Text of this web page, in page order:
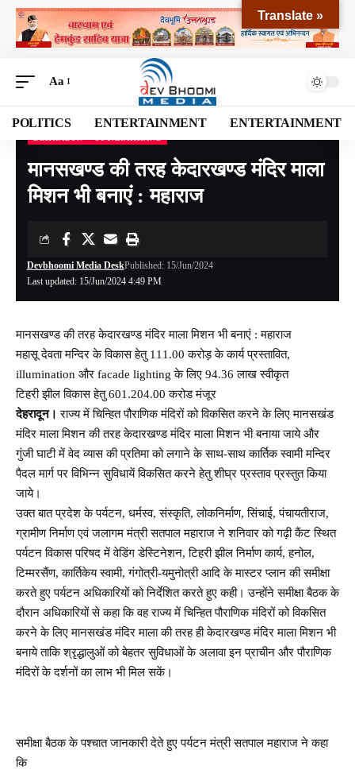
Aa
POLITICS ENTERTAINMENT ENTERTAINMENT
Devbhoomi Media> Blog> NATIONAL>UTTARAKHAND>DEHRADUN>
मानसखण्ड की तरह केदारखण्ड मंदिर माला
मिशन भी बनाएं : महाराज
Last updated: 15/Jun/2024 4:49 PM
Devbhoomi Media DeskPublished: 15/Jun/2024
मानसखण्ड की तरह केदारखण्ड मंदिर माला मिशन भी बनाएं : महाराज
महासू देवता मन्दिर के विकास हेतु 111.00 करोड़ के कार्य प्रस्तावित,
illumination और facade lighting के लिए 94.36 लाख स्वीकृत
टिहरी झील विकास हेतु 601.204.00 करोड मंजूर
देहरादून। राज्य में चिन्हित पौराणिक मंदिरों को विकसित करने के लिए मानसखंड
मंदिर माला मिशन की तरह केदारखण्ड मंदिर माला मिशन भी बनाया जाये और
गुंजी घाटी में वेद व्यास की प्रतिमा को लगाने के साथ-साथ कार्तिक स्वामी मन्दिर
पैदल मार्ग पर विभिन्न सुविधायें विकसित करने हेतु शीघ्र प्रस्ताव प्रस्तुत किया
जाये।
उक्त बात प्रदेश के पर्यटन, धर्मस्व, संस्कृति, लोकनिर्माण, सिंचाई, पंचायतीराज,
ग्रामीण निर्माण एवं जलागम मंत्री सतपाल महाराज ने शनिवार को गढ़ी कैंट स्थित
पर्यटन विकास परिषद में वेडिंग डेस्टिनेशन, टिहरी झील निर्माण कार्य, हनोल,
टिम्मरसैंण, कार्तिकेय स्वामी, गंगोत्री-यमुनोत्री आदि के मास्टर प्लान की समीक्षा
करते हुए पर्यटन अधिकारियों को निर्देशित करते हुए कही। उन्होंने समीक्षा बैठक के
दौरान अधिकारियों से कहा कि वह राज्य में चिन्हित पौराणिक मंदिरों को विकसित
करने के लिए मानसखंड मंदिर माला की तरह ही केदारखण्ड मंदिर माला मिशन भी
बनाये ताकि श्रृद्धालुओं को बेहतर सुविधाओं के अलावा इन प्राचीन और पौराणिक
मंदिरों के दर्शनों का लाभ भी मिल सकें।
समीक्षा बैठक के पश्चात जानकारी देते हुए पर्यटन मंत्री सतपाल महाराज ने कहा
कि
Translate »